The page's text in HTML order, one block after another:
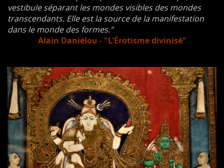
vestibule séparant les mondes visibles des mondes
transcendants. Elle est la source de la manifestation
dans le monde des formes."
Alain Daniélou - "L'Érotisme divinisé"